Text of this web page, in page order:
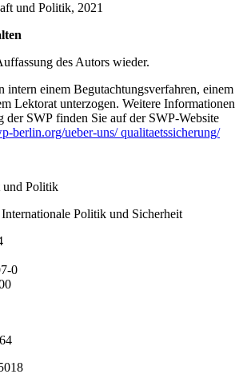
und Politik, 2021
des Autors wieder.
intern einem Begutachtungsverfah­ren, einem
Lektorat unterzogen. Weitere Informationen
der SWP finden Sie auf der SWP-Website
berlin.org/ueber-uns/ qualitaetssicherung/
und Politik
Politik und Sicherheit
0